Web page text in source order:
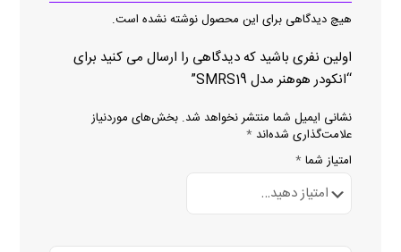
هیچ دیدگاهی برای این محصول نوشته نشده است.
اولین نفری باشید که دیدگاهی را ارسال می کنید برای
“انکودر هوهنر مدل SMRS19”
نشانی ایمیل شما منتشر نخواهد شد. بخش‌های موردنیاز
علامت‌گذاری شده‌اند *
امتیاز شما *